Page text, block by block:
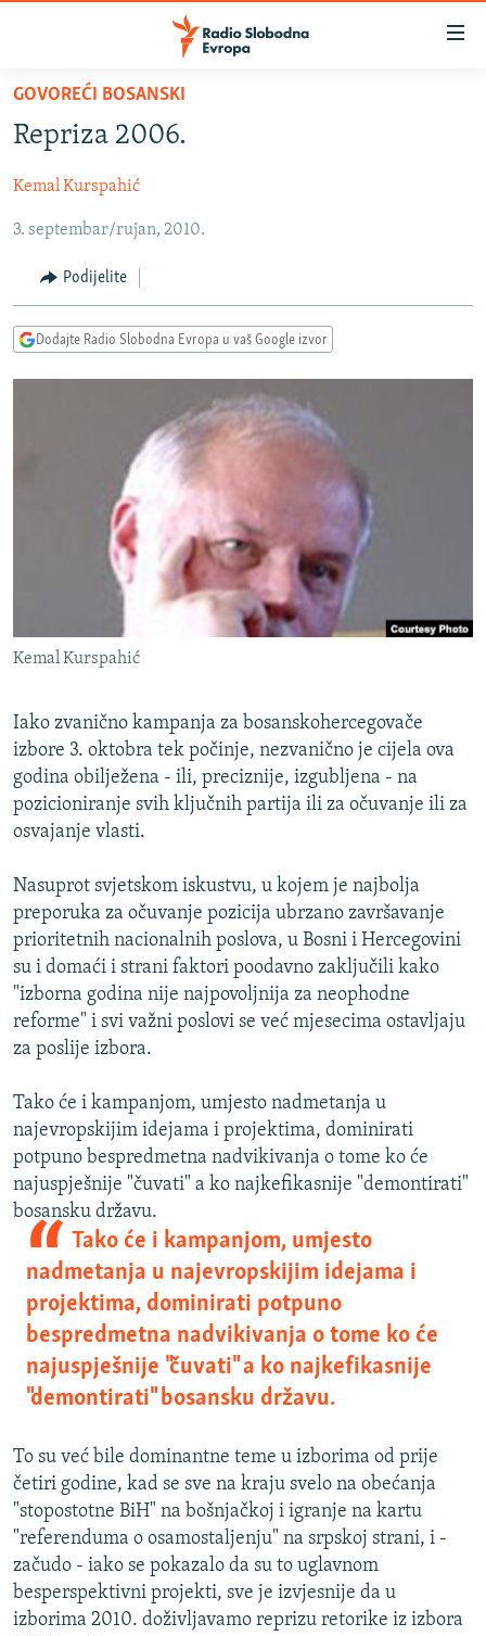
Pređite
glavni
Pređite
na
navigaciju
Pređite
na
pretragu
BOSNA I HERCEGOVINA
SRBIJA
KOSOVO
CRNA GORA
VIZUELNO
VIDEO
PODCASTI
KINA NA BALKANU
RSE PRIČE IZ SVIJETA
ISPRIČAJ MI
DNEVNO@RSE
SPECIJALI RSE
GENOCID U SREBRENICI
TV LIBERTY
POST SCRIPTUM
MOJA EVROPA
SVE KARTE DEJTONA
NASTANAK I RASPAD JUGOSLAVIJE
PRATITE NAS
Sve RFE/RL stranice
GOVOREĆI BOSANSKI
Repriza 2006.
Kemal Kurspahić
3. septembar/rujan, 2010.
Podijelite
Dodajte Radio Slobodna Evropa u vaš Google izvor
Kemal Kurspahić
Iako zvanično kampanja za bosanskohercegovače
izbore 3. oktobra tek počinje, nezvanično je cijela ova
godina obilježena - ili, preciznije, izgubljena - na
pozicioniranje svih ključnih partija ili za očuvanje ili za
osvajanje vlasti.
Nasuprot svjetskom iskustvu, u kojem je najbolja
preporuka za očuvanje pozicija ubrzano završavanje
prioritetnih nacionalnih poslova, u Bosni i Hercegovini
su i domaći i strani faktori poodavno zaključili kako
"izborna godina nije najpovoljnija za neophodne
reforme" i svi važni poslovi se već mjesecima ostavljaju
za poslije izbora.
Tako će i kampanjom, umjesto nadmetanja u
najevropskijim idejama i projektima, dominirati
potpuno bespredmetna nadvikivanja o tome ko će
najuspješnije "čuvati" a ko najkefikasnije "demontirati"
bosansku državu.
Tako će i kampanjom, umjesto
nadmetanja u najevropskijim idejama i
projektima, dominirati potpuno
bespredmetna nadvikivanja o tome ko će
najuspješnije "čuvati" a ko najkefikasnije
"demontirati" bosansku državu.
To su već bile dominantne teme u izborima od prije
četiri godine, kad se sve na kraju svelo na obećanja
"stopostotne BiH" na bošnjačkoj i igranje na kartu
"referenduma o osamostaljenju" na srpskoj strani, i -
začudo - iako se pokazalo da su to uglavnom
besperspektivni projekti, sve je izvjesnije da u
izborima 2010. doživljavamo reprizu retorike iz izbora